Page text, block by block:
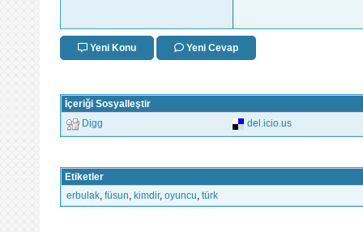
Yeni Konu Yeni Cevap
İçeriği Sosyalleştir
Digg del.icio.us
Etiketler
erbulak füsun kimdir, oyuncu türk